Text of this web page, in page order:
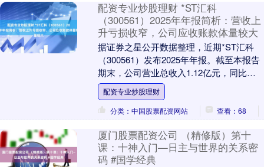
配资专业炒股理财 *ST汇科
（300561）2025年年报简析：营收上
升亏损收窄，公司应收账款体量较大
据证券之星公开数据整理，近期*ST汇科
（300561）发布2025年年报。截至本报告
期末，公司营业总收入1.12亿元，同比上
升24.77%，归母净利润-1528....
配资专业炒股理财
分类：中国股票配资网站
查看：68
厦门股票配资公司 （精修版）第十
课：十神入门—日主与世界的关系密
码 #国学经典